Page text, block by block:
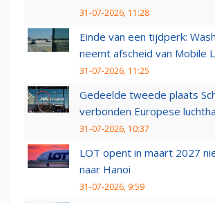
31-07-2026, 11:28
Einde van een tijdperk:
neemt afscheid van Mobile
31-07-2026, 11:25
Gedeelde tweede plaats
verbonden Europese
31-07-2026, 10:37
LOT opent in maart 2027
naar Hanoi
31-07-2026, 9:59